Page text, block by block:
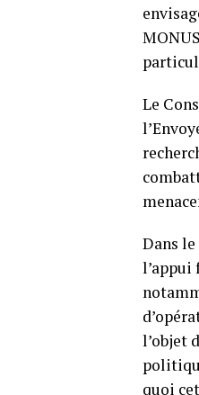
Le
Dans
l’appui
l’objet
quoi